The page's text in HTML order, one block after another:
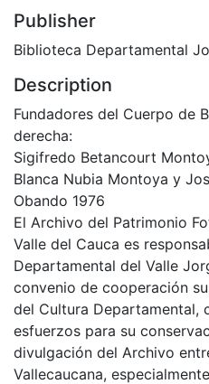
Publisher
Biblioteca Departamental
Description
Fundadores del Cuerpo de
derecha:
Sigifredo Betancourt
Blanca Nubia Montoya y
Obando 1976
El Archivo del Patrimonio
Valle del Cauca es
Departamental del Valle
convenio de cooperación
del Cultura Departamental,
esfuerzos para su
divulgación del Archivo
Vallecaucana,